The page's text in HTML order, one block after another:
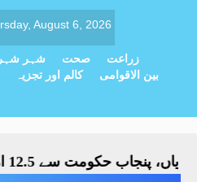
August 6, 2026
شہر شہر صحت
زراعت
کالم اور تجزیہ
بین الاقوامی
سے 12.5 ارب روپے کے فنڈز طلب